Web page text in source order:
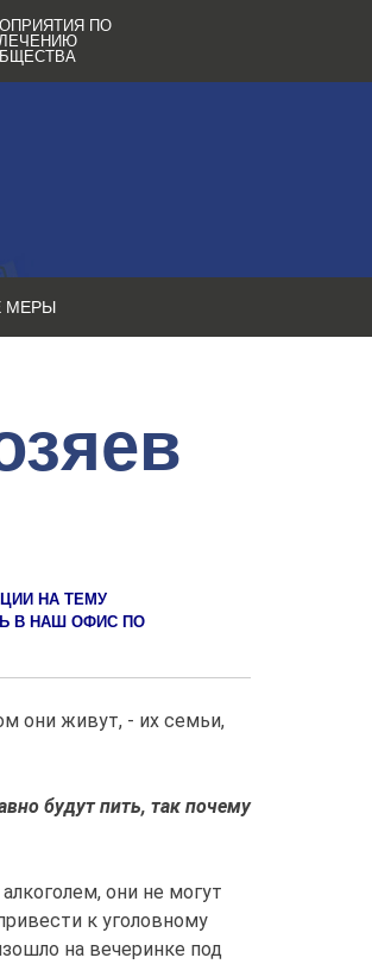
ПО
МЕРЫ
НА ТЕМУ
В НАШ ОФИС ПО
они живут, - их семьи,
будут пить, так почему
они не могут
к уголовному
на вечеринке под